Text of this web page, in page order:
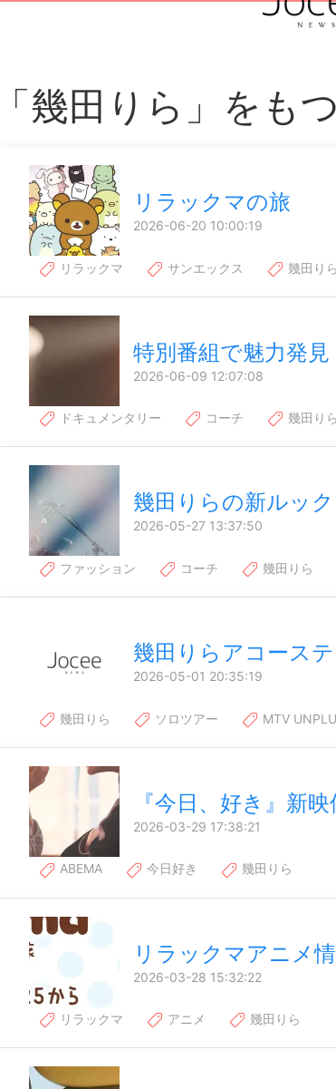
「幾田りら」をも
リラックマの旅
2026-06-20 10:00:19
リラックマ サンエックス 幾田りら
特別番組で魅力発見
2026-06-09 12:07:08
ドキュメンタリー コーチ 幾田りら
幾田りらの新ルック
2026-05-27 13:37:50
ファッション コーチ 幾田りら
幾田りらアコース
2026-05-01 20:35:19
幾田りら ソロツアー MTV
『今日、好き』新映
2026-03-29 17:38:21
ABEMA 今日好き 幾田りら
リラックマアニメ
2026-03-28 15:32:22
リラックマ アニメ 幾田りら